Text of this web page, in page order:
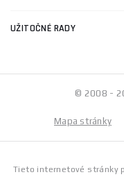
UŽITOČNÉ RADY
© 2008 -
Mapa stránky
Tieto internetové stránky